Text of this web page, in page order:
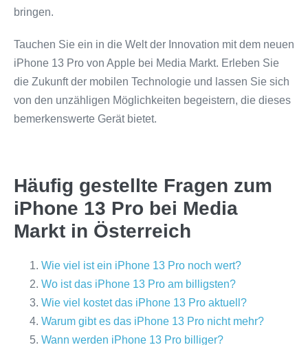
bringen.
Tauchen Sie ein in die Welt der Innovation mit dem neuen
iPhone 13 Pro von Apple bei Media Markt. Erleben Sie
die Zukunft der mobilen Technologie und lassen Sie sich
von den unzähligen Möglichkeiten begeistern, die dieses
bemerkenswerte Gerät bietet.
Häufig gestellte Fragen zum
iPhone 13 Pro bei Media
Markt in Österreich
Wie viel ist ein iPhone 13 Pro noch wert?
Wo ist das iPhone 13 Pro am billigsten?
Wie viel kostet das iPhone 13 Pro aktuell?
Warum gibt es das iPhone 13 Pro nicht mehr?
Wann werden iPhone 13 Pro billiger?